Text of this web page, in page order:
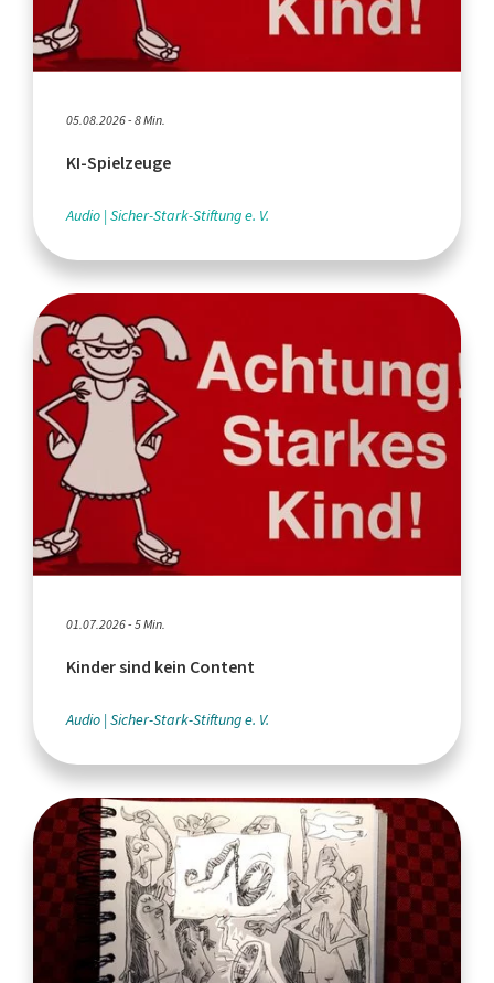
05.08.2026 - 8 Min.
KI-Spielzeuge
Audio Sicher-Stark-Stiftung e. V.
01.07.2026 - 5 Min.
Kinder sind kein Content
Audio Sicher-Stark-Stiftung e. V.